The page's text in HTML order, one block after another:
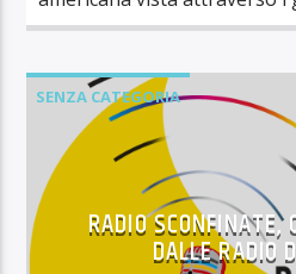
SENZA CATEGORIA
RADIO
DALLE RADIO